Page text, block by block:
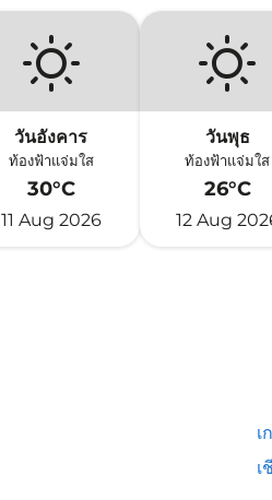
วันอังคาร
ท้องฟ้าแจ่มใส
30°C
11 Aug 2026
วันพุธ
ท้องฟ้าแจ่มใส
26°C
12 Aug
เ
เ